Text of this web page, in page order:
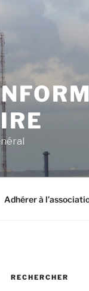
Adhérer à
RECHERCHER